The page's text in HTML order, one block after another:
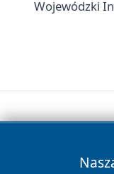
Wojewódzki